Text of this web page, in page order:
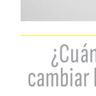
cambiar